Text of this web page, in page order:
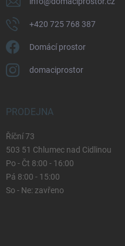
+420 725 768 387
Domácí prostor
domaciprostor
PRODEJNA
Říční 73
503 51 Chlumec nad Cidlinou
Po - Čt 8:00 - 16:00
Pá 8:00 - 15:00
So - Ne: zavřeno